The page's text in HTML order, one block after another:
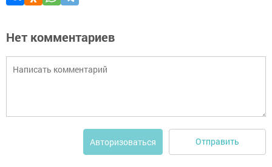
Нет комментариев
Авторизоваться Отправить